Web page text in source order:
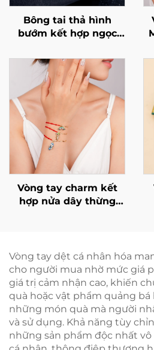
Bông tai thả hình
bướm kết hợp ngọc
zirconia của Marrinu
Vòng tay charm kết
hợp nửa dây thừng
Vòng tay dệt cá nhân hóa
cho người mua nhờ mức giá
giá trị cảm nhận cao, khiến
quà hoặc vật phẩm quảng
những món quà mà người
và sử dụng. Khả năng tùy
những sản phẩm độc nhất vô